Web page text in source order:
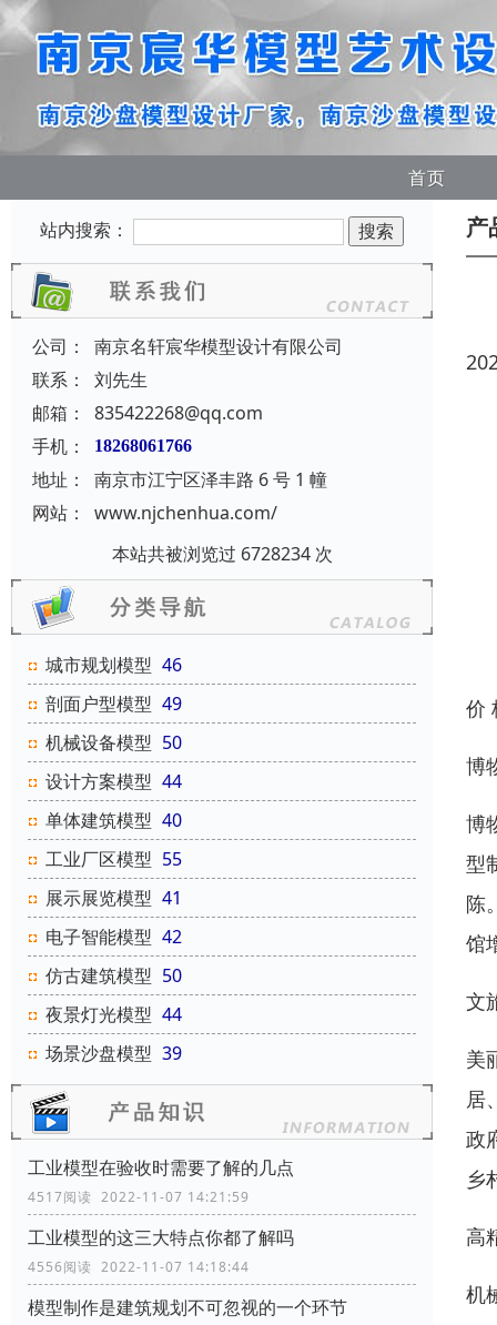
首页
站内搜索：
公司：
南京名轩宸华模型设计有限公司
联系：
刘先生
邮箱：
835422268@qq.com
手机：
18268061766
地址：
南京市江宁区泽丰路 6 号 1 幢
网站：
www.njchenhua.com/
本站共被浏览过 6728234 次
城市规划模型 46
剖面户型模型 49
机械设备模型 50
设计方案模型 44
单体建筑模型 40
工业厂区模型 55
展示展览模型 41
电子智能模型 42
仿古建筑模型 50
夜景灯光模型 44
场景沙盘模型 39
工业模型在验收时需要了解的几点
4517阅读 2022-11-07 14:21:59
工业模型的这三大特点你都了解吗
4556阅读 2022-11-07 14:18:44
模型制作是建筑规划不可忽视的一个环节
产
价
博
博
型
陈
馆
文
美
居
政
乡
高
机